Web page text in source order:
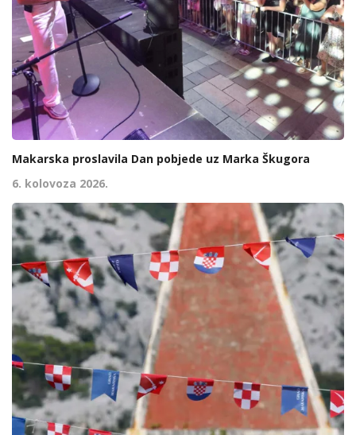
Makarska proslavila Dan pobjede uz Marka Škugora
6. kolovoza 2026.